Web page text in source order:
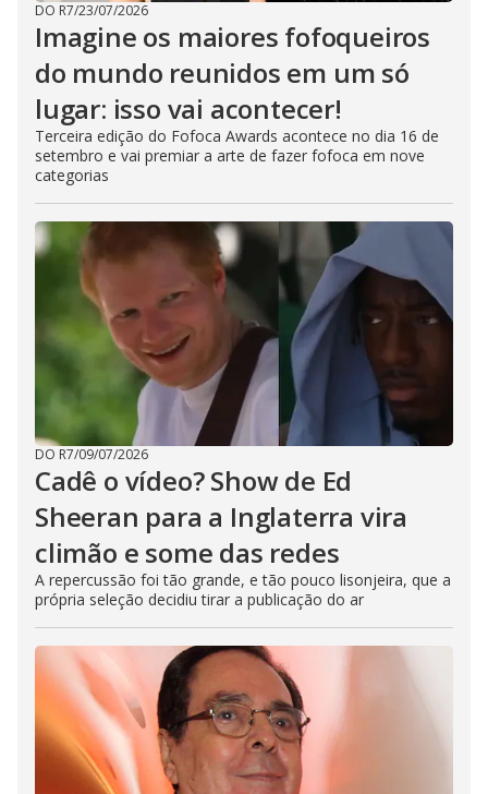
DO R7/23/07/2026
Imagine os maiores fofoqueiros
do mundo reunidos em um só
lugar: isso vai acontecer!
Terceira edição do Fofoca Awards acontece no dia 16 de
setembro e vai premiar a arte de fazer fofoca em nove
categorias
DO R7/09/07/2026
Cadê o vídeo? Show de Ed
Sheeran para a Inglaterra vira
climão e some das redes
A repercussão foi tão grande, e tão pouco lisonjeira, que a
própria seleção decidiu tirar a publicação do ar